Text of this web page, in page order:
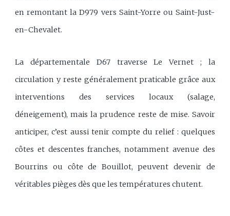
en remontant la D979 vers Saint-Yorre ou Saint-Just-
en-Chevalet.
La départementale D67 traverse Le Vernet ; la
circulation y reste généralement praticable grâce aux
interventions des services locaux (salage,
déneigement), mais la prudence reste de mise. Savoir
anticiper, c’est aussi tenir compte du relief : quelques
côtes et descentes franches, notamment avenue des
Bourrins ou côte de Bouillot, peuvent devenir de
véritables pièges dès que les températures chutent.